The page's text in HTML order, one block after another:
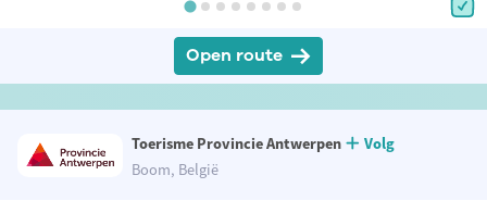
Open route
Toerisme Provincie Antwerpen
Volg
Boom, België